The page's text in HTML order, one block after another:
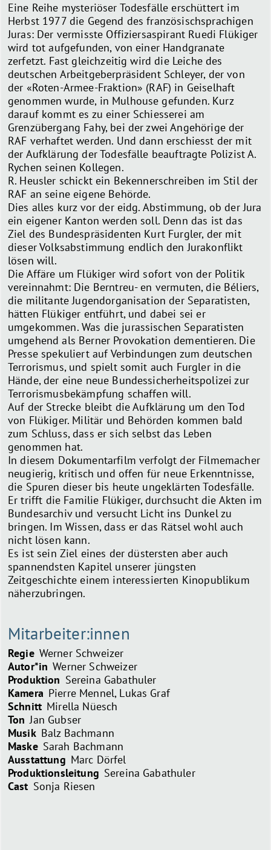
Eine Reihe mysteriöser Todesfälle erschüttert im
Herbst 1977 die Gegend des französischsprachigen
Juras: Der vermisste Offiziersaspirant Ruedi Flükiger
wird tot aufgefunden, von einer Handgranate
zerfetzt. Fast gleichzeitig wird die Leiche des
deutschen Arbeitgeberpräsident Schleyer, der von
der «Roten-Armee-Fraktion» (RAF) in Geiselhaft
genommen wurde, in Mulhouse gefunden. Kurz
darauf kommt es zu einer Schiesserei am
Grenzübergang Fahy, bei der zwei Angehörige der
RAF verhaftet werden. Und dann erschiesst der mit
der Aufklärung der Todesfälle beauftragte Polizist A.
Rychen seinen Kollegen.
R. Heusler schickt ein Bekennerschreiben im Stil der
RAF an seine eigene Behörde.
Dies alles kurz vor der eidg. Abstimmung, ob der Jura
ein eigener Kanton werden soll. Denn das ist das
Ziel des Bundespräsidenten Kurt Furgler, der mit
dieser Volksabstimmung endlich den Jurakonflikt
lösen will.
Die Affäre um Flükiger wird sofort von der Politik
vereinnahmt: Die Berntreu- en vermuten, die Béliers,
die militante Jugendorganisation der Separatisten,
hätten Flükiger entführt, und dabei sei er
umgekommen. Was die jurassischen Separatisten
umgehend als Berner Provokation dementieren. Die
Presse spekuliert auf Verbindungen zum deutschen
Terrorismus, und spielt somit auch Furgler in die
Hände, der eine neue Bundessicherheitspolizei zur
Terrorismusbekämpfung schaffen will.
Auf der Strecke bleibt die Aufklärung um den Tod
von Flükiger. Militär und Behörden kommen bald
zum Schluss, dass er sich selbst das Leben
genommen hat.
In diesem Dokumentarfilm verfolgt der Filmemacher
neugierig, kritisch und offen für neue Erkenntnisse,
die Spuren dieser bis heute ungeklärten Todesfälle.
Er trifft die Familie Flükiger, durchsucht die Akten im
Bundesarchiv und versucht Licht ins Dunkel zu
bringen. Im Wissen, dass er das Rätsel wohl auch
nicht lösen kann.
Es ist sein Ziel eines der düstersten aber auch
spannendsten Kapitel unserer jüngsten
Zeitgeschichte einem interessierten Kinopublikum
näherzubringen.
Mitarbeiter:innen
Regie Werner Schweizer
Autor*in Werner Schweizer
Produktion Sereina Gabathuler
Kamera Pierre Mennel, Lukas Graf
Schnitt Mirella Nüesch
Ton Jan Gubser
Musik Balz Bachmann
Maske Sarah Bachmann
Ausstattung Marc Dörfel
Produktionsleitung Sereina Gabathuler
Cast Sonja Riesen